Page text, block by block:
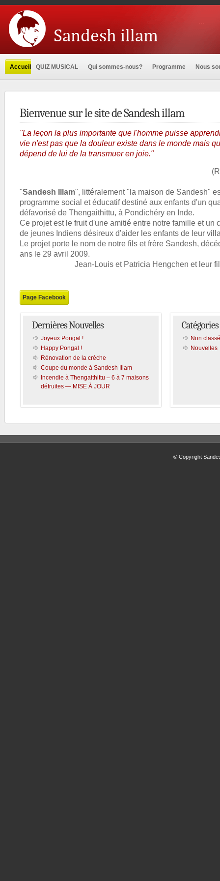
Accueil QUIZ MUSICAL Qui sommes-nous? Programme Nous
Bienvenue sur le site de Sandesh illam
"La leçon la plus importante que l'homme puisse
vie n'est pas que la douleur existe dans le monde mais
dépend de lui de la transmuer en joie."
"Sandesh Illam", littéralement "la maison de Sandesh"
programme social et éducatif destiné aux enfants d'un
défavorisé de Thengaithittu, à Pondichéry en Inde.
Ce projet est le fruit d'une amitié entre notre famille et un
de jeunes Indiens désireux d'aider les enfants de leur
Le projet porte le nom de notre fils et frère Sandesh,
ans le 29 avril 2009.
Jean-Louis et Patricia Hengchen et leur
Page Facebook
Dernières Nouvelles
Joyeux Pongal !
Happy Pongal !
Rénovation de la crèche
Coupe du monde à Sandesh Illam
Incendie à Thengaithittu – 6 à 7 maisons
détruites — MISE À JOUR
Catégories
Non classé
Nouvelles
© Copyright